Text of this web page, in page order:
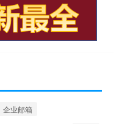
企业邮箱